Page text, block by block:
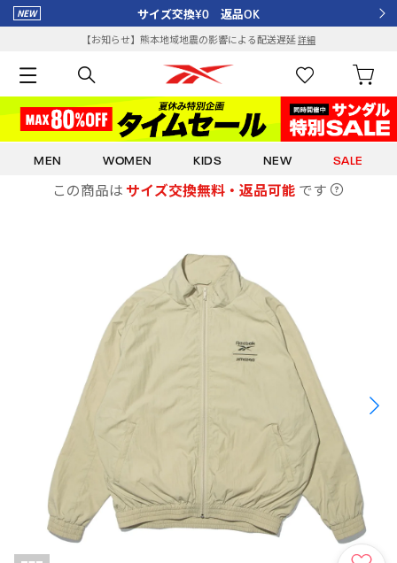
サイズ交換¥0 返品OK
【お知らせ】熊本地域地震の影響による配送遅延詳細
MEN WOMEN KIDS NEW SALE
この商品は サイズ交換無料・返品可能 です